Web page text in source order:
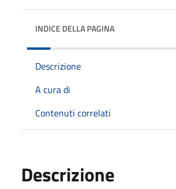
INDICE DELLA PAGINA
Descrizione
A cura di
Contenuti correlati
Descrizione